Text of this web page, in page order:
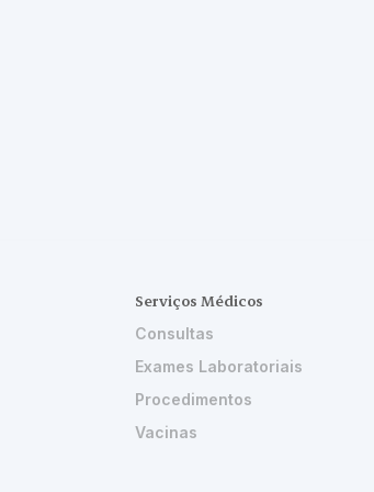
Serviços Médicos
Consultas
Exames Laboratoriais
Procedimentos
Vacinas